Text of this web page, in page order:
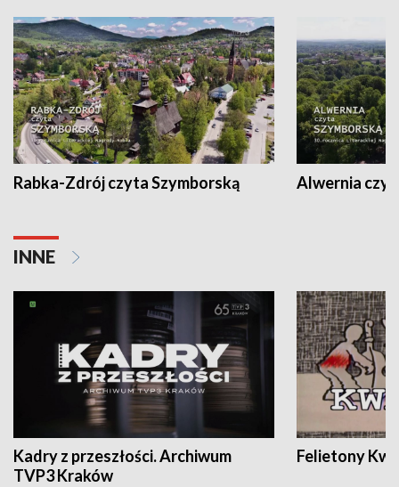
Rabka-Zdrój czyta Szymborską Alwernia
INNE
Kadry z przeszłości. Archiwum
TVP3 Kraków
Felietony